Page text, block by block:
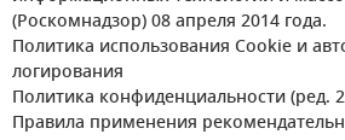
(Роскомнадзор) 08 апреля 2014 года.
Политика использования Cookie и
логирования
Политика конфиденциальности (ред.
Правила применения